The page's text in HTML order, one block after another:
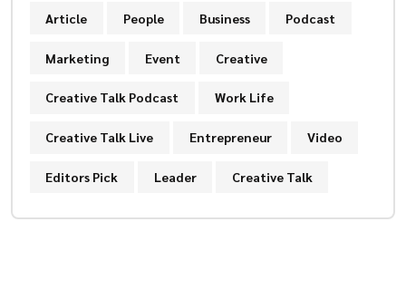
Article People Business Podcast
Marketing Event Creative
Creative Talk Podcast Work Life
Creative Talk Live Entrepreneur Video
Editors Pick Leader Creative Talk